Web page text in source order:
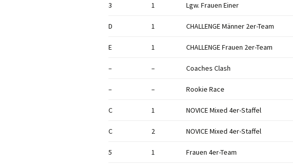
3 1 Lgw. Frauen Einer
D 1 CHALLENGE Männer 2er-Team
E 1 CHALLENGE Frauen 2er-Team
– – Coaches Clash
– – Rookie Race
C 1 NOVICE Mixed 4er-Staffel
C 2 NOVICE Mixed 4er-Staffel
5 1 Frauen 4er-Team